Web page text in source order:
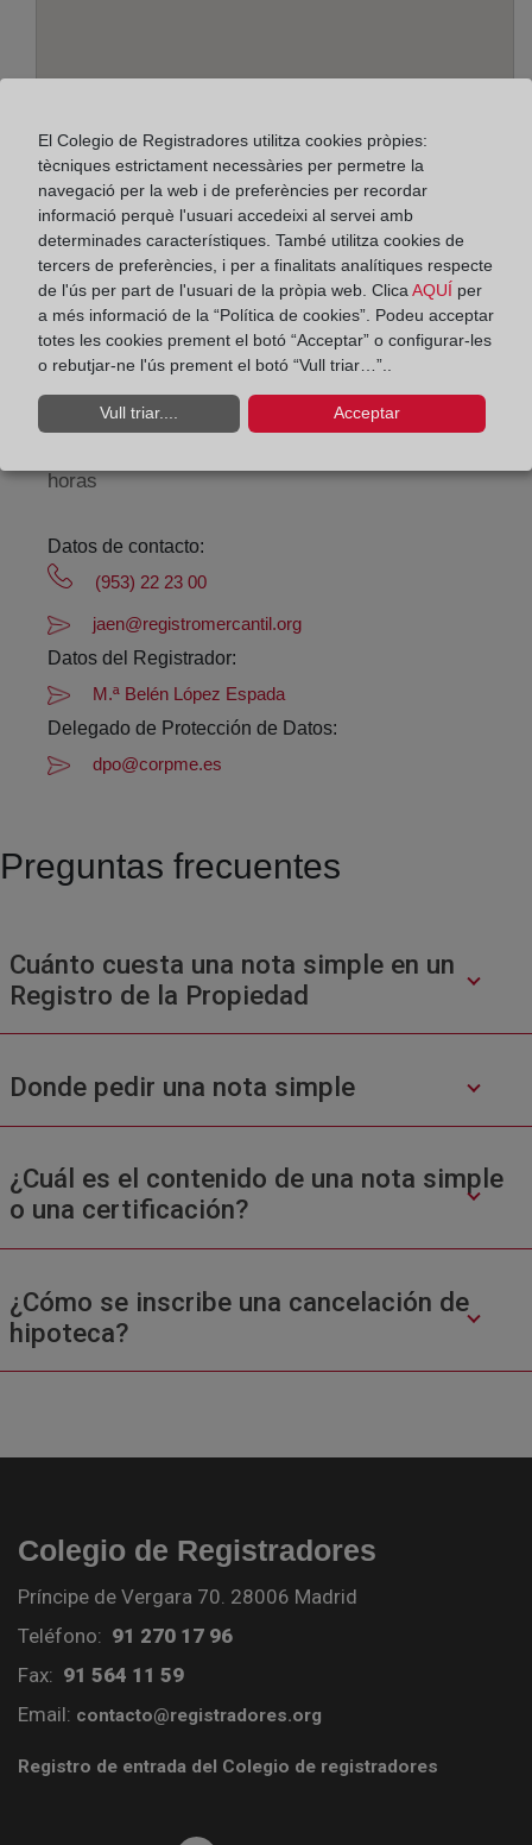
Adreça:
Esteban Ramírez Martínez, 2 - Edif. Borja - 6ª pl.,
23009
Horario:
De lunes a viernes de 09:00 a 17:00 horas
Agosto: De lunes a viernes de 09:00 a 14:00 horas
horas
Datos de contacto:
(953) 22 23 00
jaen@registromercantil.org
Datos del Registrador:
M.ª Belén López Espada
Delegado de Protección de Datos:
dpo@corpme.es
Preguntas frecuentes
Cuánto cuesta una nota simple en un
Registro de la Propiedad
Donde pedir una nota simple
¿Cuál es el contenido de una nota simple
o una certificación?
¿Cómo se inscribe una cancelación de
hipoteca?
Colegio de Registradores
Príncipe de Vergara 70. 28006 Madrid
Teléfono: 91 270 17 96
Fax: 91 564 11 59
Email: contacto@registradores.org
Registro de entrada del Colegio de registradores
El Colegio de Registradores utilitza cookies pròpies:
tècniques estrictament necessàries per permetre la
navegació per la web i de preferències per recordar
informació perquè l'usuari accedeixi al servei amb
determinades característiques. També utilitza cookies de
tercers de preferències, i per a finalitats analítiques respecte
de l'ús per part de l'usuari de la pròpia web. Clica AQUÍ per
a més informació de la “Política de cookies”. Podeu acceptar
totes les cookies prement el botó “Acceptar” o configurar-les
o rebutjar-ne l'ús prement el botó “Vull triar…”..
Vull triar.... Acceptar